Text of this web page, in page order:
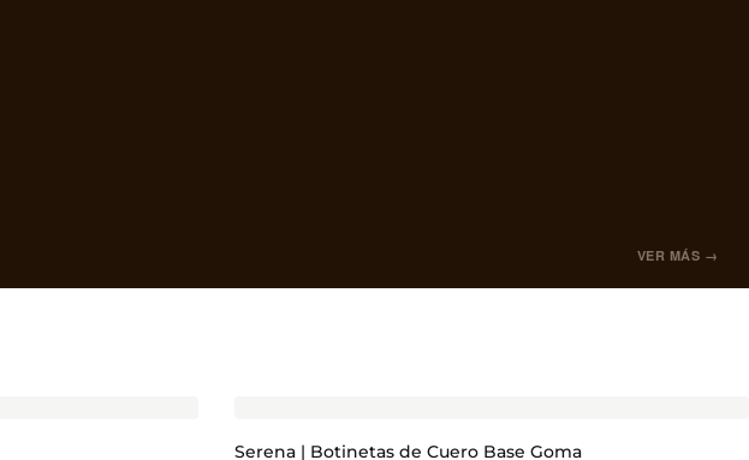
VER MÁS →
Serena | Botinetas de Cuero Base Goma